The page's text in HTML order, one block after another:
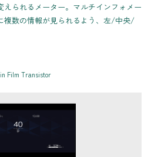
られるメーター。マルチインフォメー
複数の情報が見られるよう、左/中央/
Film Transistor